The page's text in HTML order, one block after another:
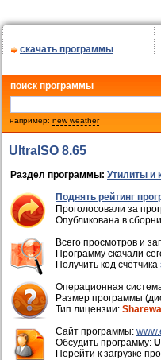
скачать программы
поиск программы
например: new weather
UltraISO 8.65
Раздел программы: Утилиты и
Поднять рейтинг
Проголосовали за
Опубликована в
Всего просмотров и
Программу скачали
Получить код счётчика
Операционная
Размер программы
Тип лицензии:
Cайт программы:
Обсудить программу:
Перейти к загрузке